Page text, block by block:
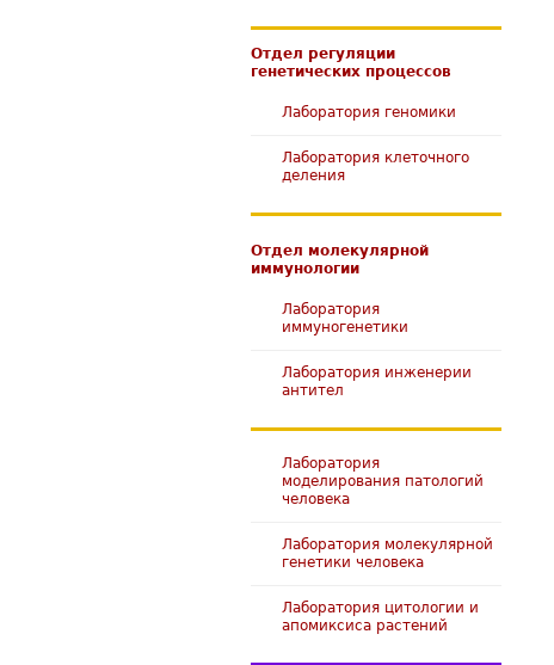
Отдел регуляции
генетических процессов
Лаборатория геномики
Лаборатория клеточного
деления
Отдел молекулярной
иммунологии
Лаборатория
иммуногенетики
Лаборатория инженерии
антител
Лаборатория
моделирования патологий
человека
Лаборатория молекулярной
генетики человека
Лаборатория цитологии и
апомиксиса растений